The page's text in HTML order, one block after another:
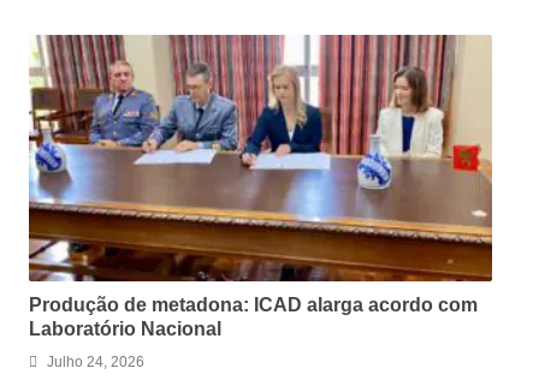
Produção de metadona: ICAD alarga acordo com
Laboratório Nacional
Julho 24, 2026